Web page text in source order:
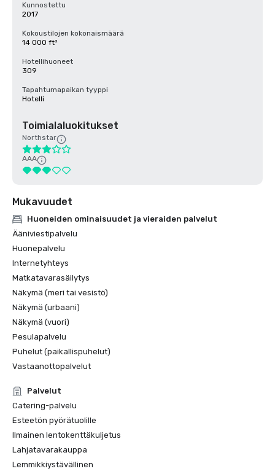
Kunnostettu
2017
Kokoustilojen kokonaismäärä
14 000 ft²
Hotellihuoneet
309
Tapahtumapaikan tyyppi
Hotelli
Toimialaluokitukset
Northstar
AAA
Mukavuudet
Huoneiden ominaisuudet ja vieraiden palvelut
Ääniviestipalvelu
Huonepalvelu
Internetyhteys
Matkatavarasäilytys
Näkymä (meri tai vesistö)
Näkymä (urbaani)
Näkymä (vuori)
Pesulapalvelu
Puhelut (paikallispuhelut)
Vastaanottopalvelut
Palvelut
Catering-palvelu
Esteetön pyörätuolille
Ilmainen lentokenttäkuljetus
Lahjatavarakauppa
Lemmikkiystävällinen